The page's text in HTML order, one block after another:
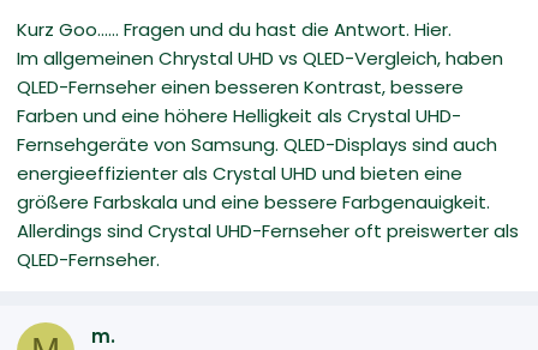
Kurz Goo...... Fragen und du hast die Antwort. Hier.
Im allgemeinen Chrystal UHD vs QLED-Vergleich, haben
QLED-Fernseher einen besseren Kontrast, bessere
Farben und eine höhere Helligkeit als Crystal UHD-
Fernsehgeräte von Samsung. QLED-Displays sind auch
energieeffizienter als Crystal UHD und bieten eine
größere Farbskala und eine bessere Farbgenauigkeit.
Allerdings sind Crystal UHD-Fernseher oft preiswerter als
QLED-Fernseher.
m.